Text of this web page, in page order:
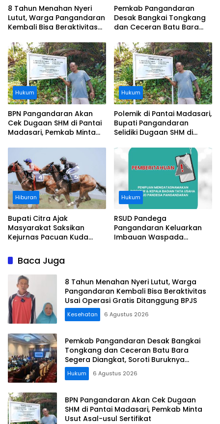
8 Tahun Menahan Nyeri
Lutut, Warga Pangandaran
Kembali Bisa Beraktivitas
Ditanggung BPJS
Pemkab Pangandaran
Desak Bangkai Tongkang
dan Ceceran Batu Bara
Buruknya Koordinasi
Perusahaan
Hukum
BPN Pangandaran Akan
Cek Dugaan SHM di Pantai
Madasari, Pemkab Minta
Hukum
Polemik di Pantai Madasari,
Bupati Pangandaran
Selidiki Dugaan SHM di
Pantai
Hiburan
Bupati Citra Ajak
Masyarakat Saksikan
Kejurnas Pacuan Kuda
Legokjawa
Hukum
RSUD Pandega
Pangandaran Keluarkan
Imbauan Waspada
Baca Juga
8 Tahun Menahan Nyeri Lutut, Warga
Pangandaran Kembali Bisa Beraktivitas
Usai Operasi Gratis Ditanggung BPJS
Kesehatan 6 Agustus 2026
Pemkab Pangandaran Desak Bangkai
Tongkang dan Ceceran Batu Bara
Segera Diangkat, Soroti Buruknya
Koordinasi Perusahaan
Hukum 6 Agustus 2026
BPN Pangandaran Akan Cek Dugaan
SHM di Pantai Madasari, Pemkab Minta
Usut Asal-usul Sertifikat